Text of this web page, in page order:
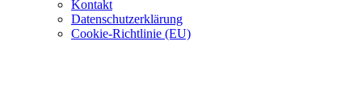
Kontakt
Datenschutzerklärung
Cookie-Richtlinie (EU)